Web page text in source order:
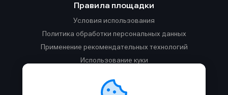
Правила площадки
Условия использования
Политика обработки персональных данных
Применение рекомендательных технологий
Использование куки
Правила общения в Телеграм-чате